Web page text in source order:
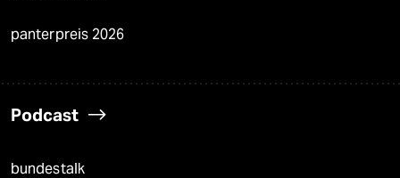
panterpreis 2026
Podcast
bundestalk